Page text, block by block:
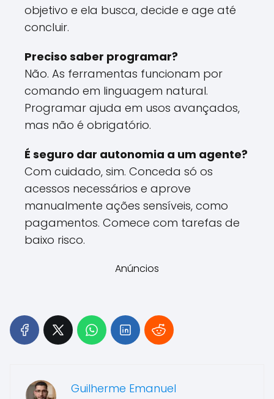
objetivo e ela busca, decide e age até
concluir.
Preciso saber programar?
Não. As ferramentas funcionam por
comando em linguagem natural.
Programar ajuda em usos avançados,
mas não é obrigatório.
É seguro dar autonomia a um agente?
Com cuidado, sim. Conceda só os
acessos necessários e aprove
manualmente ações sensíveis, como
pagamentos. Comece com tarefas de
baixo risco.
Anúncios
Guilherme Emanuel